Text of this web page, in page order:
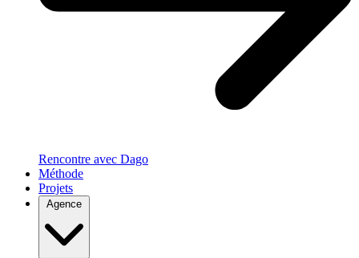
Rencontre avec Dago
Méthode
Projets
Agence